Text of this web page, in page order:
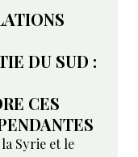
DU SUD :
CES
Syrie et le